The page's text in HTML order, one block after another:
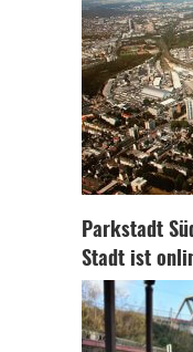
Parkstadt
Stadt ist